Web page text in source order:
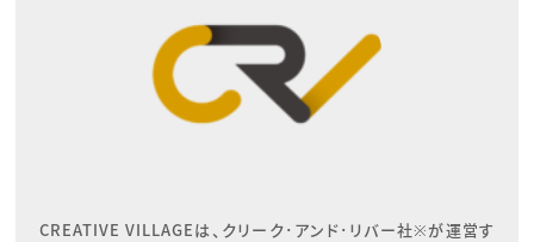
CREATIVE VILLAGEは、クリーク･アンド･リバー社※が運営す